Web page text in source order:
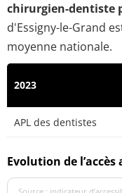
chirurgien-dentiste
d'Essigny-le-Grand
moyenne nationale.
2023
APL des dentistes
Evolution de